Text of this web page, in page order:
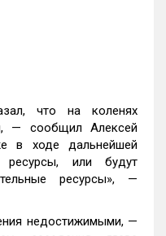
что на коленях
— сообщил Алексей
в ходе дальнейшей
или будут
ресурсы», —
недостижимыми, —